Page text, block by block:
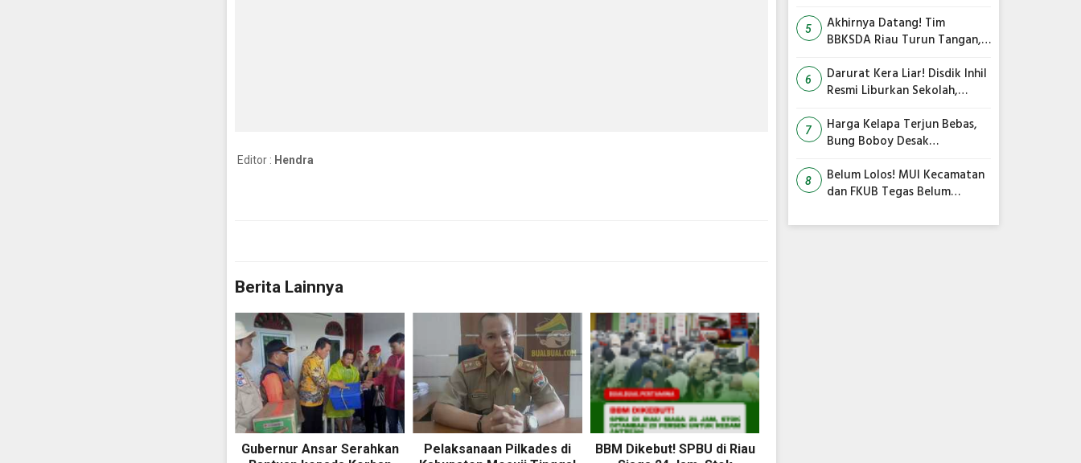
Editor : Hendra
Berita Lainnya
Gubernur Ansar Serahkan
Pelaksanaan Pilkades di
BBM Dikebut! SPBU di Riau
dan Ibnu Sina Bahas Kerja
Sama Pengelolaan Limbah
5
Akhirnya Datang! Tim
BBKSDA Riau Turun Tangan,
Siap Diakhiri
6
Darurat Kera Liar! Disdik Inhil
Resmi Liburkan Sekolah,
7
Harga Kelapa Terjun Bebas,
Bung Boboy Desak
Selamatkan Petani!
8
Belum Lolos! MUI Kecamatan
dan FKUB Tegas Belum
Minhajus Sunnah Jadi Masjid